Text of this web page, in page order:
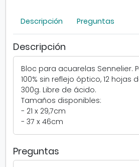
Descripción Preguntas
Descripción
Bloc para acuarelas Sennelier.
100% sin reflejo óptico, 12 hojas
300g. Libre de ácido.
Tamaños disponibles:
- 21 x 29,7cm
- 37 x 46cm
Preguntas